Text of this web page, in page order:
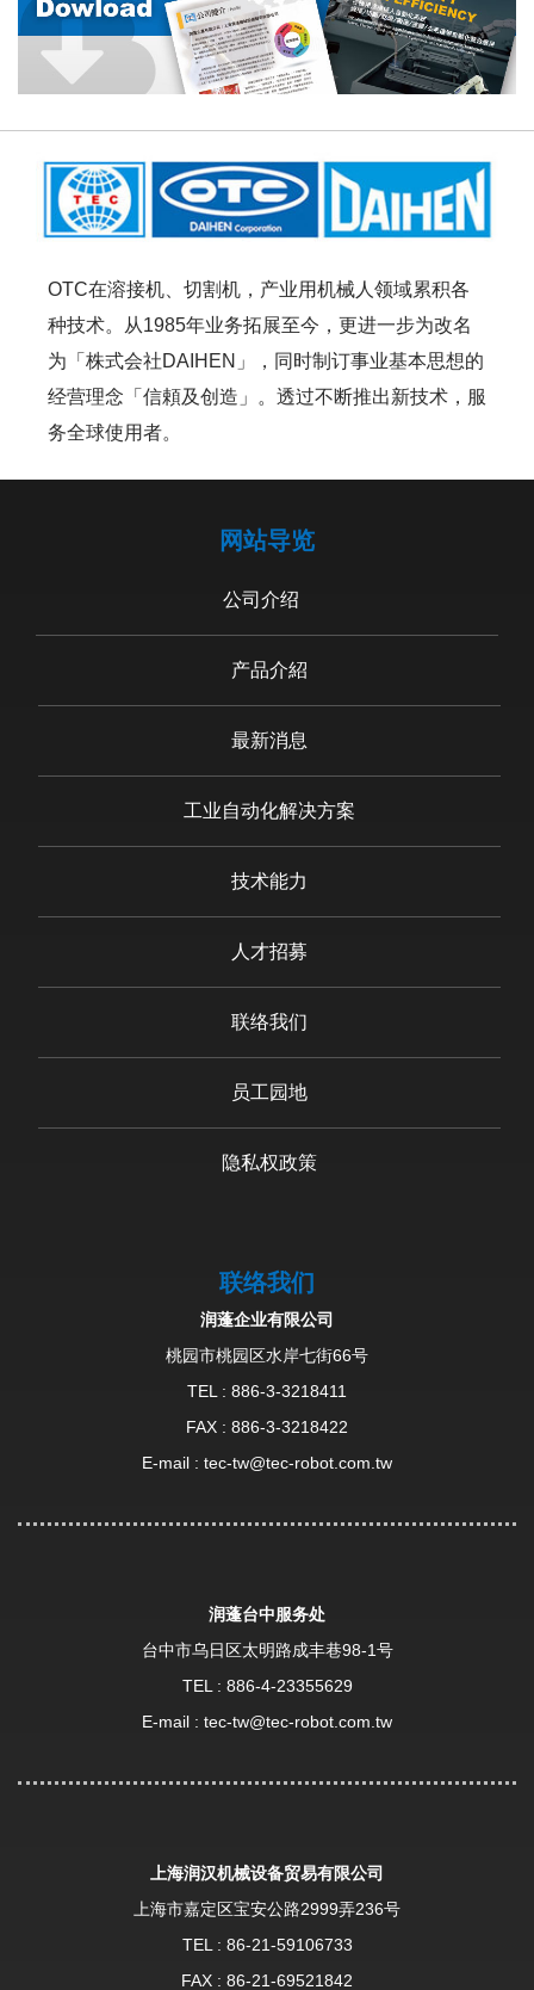
OTC在溶接机、切割机，产业用机械人领域累积各
种技术。从1985年业务拓展至今，更进一步为改名
为「株式会社DAIHEN」，同时制订事业基本思想的
经营理念「信頼及创造」。透过不断推出新技术，服
务全球使用者。
网站导览
公司介绍
产品介紹
最新消息
工业自动化解决方案
技术能力
人才招募
联络我们
员工园地
隐私权政策
联络我们
润蓬企业有限公司
桃园市桃园区水岸七街66号
TEL : 886-3-3218411
FAX : 886-3-3218422
E-mail : tec-tw@tec-robot.com.tw
润蓬台中服务处
台中市乌日区太明路成丰巷98-1号
TEL : 886-4-23355629
E-mail : tec-tw@tec-robot.com.tw
上海润汉机械设备贸易有限公司
上海市嘉定区宝安公路2999弄236号
TEL : 86-21-59106733
FAX : 86-21-69521842